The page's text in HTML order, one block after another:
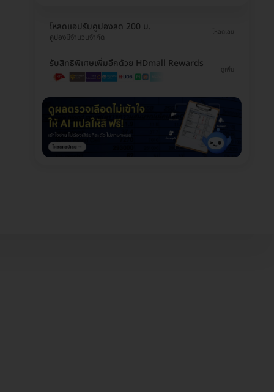
โหลดแอปรับคูปองลด 200 บ.
คูปองมีจำนวนจำกัด
โหลดเลย
รับสิทธิพิเศษเพิ่มอีกด้วย HDmall Rewards
ดูเพิ่ม